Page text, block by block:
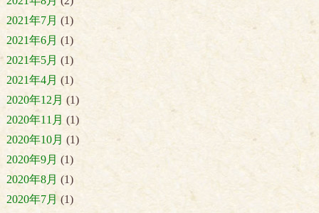
2021年7月 (1)
2021年6月 (1)
2021年5月 (1)
2021年4月 (1)
2020年12月 (1)
2020年11月 (1)
2020年10月 (1)
2020年9月 (1)
2020年8月 (1)
2020年7月(1)